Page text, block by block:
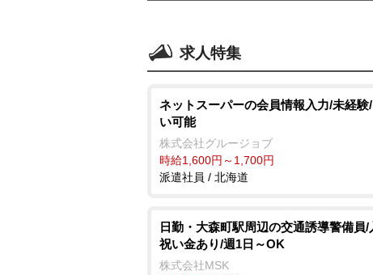
求人特集
ネットスーパーの会員情報入力/未経験
い可能
株式会社グルージョブ
時給1,600円～1,700円
派遣社員 / 北海道
日勤・大森町駅周辺の交通誘導警備員/
祝い金あり/週1日～OK
株式会社MSK